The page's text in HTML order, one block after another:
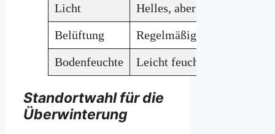
Licht
Helles, aber nicht direktes
Belüftung
Regelmäßiges Lüften
Bodenfeuchte
Leicht feucht, aber keine
Standortwahl für die
Überwinterung